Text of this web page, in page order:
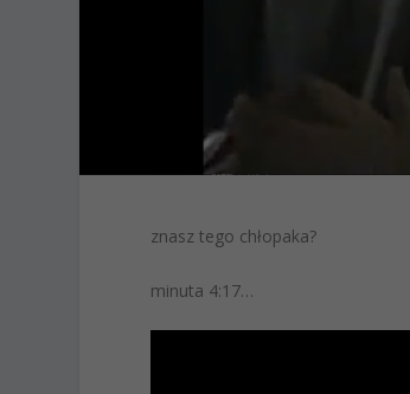
znasz tego chłopaka?
minuta 4:17…